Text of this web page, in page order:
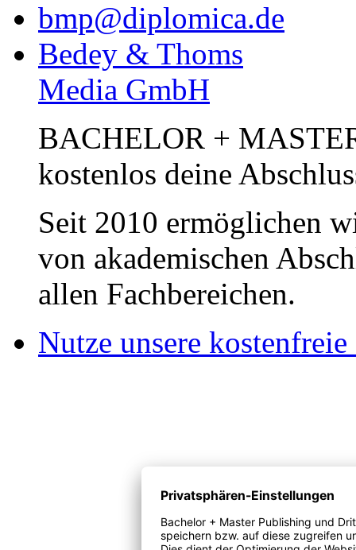
bmp@diplomica.de
Bedey & Thoms
Media GmbH
BACHELOR +
kostenlos deine
Seit 2010 ermöglichen
von akademischen
allen Fachbereichen.
Nutze unsere